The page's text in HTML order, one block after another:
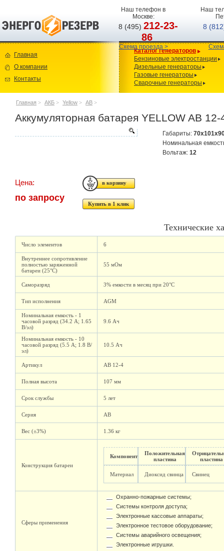
Наш телефон в
Москве:
8 (495)212-23-
86
Схема проезда >
Наш
8
Главная
О компании
Контакты
Каталог генераторов
Бензиновые электростанции
Дизельные генераторы
Газовые генераторы
Сварочные генераторы
Главная > АКБ > Yellow > AB >
Аккумуляторная батарея YELLOW AB 12-
Габариты:
Номинальная
Вольтаж: 12
Цена:
по запросу
Купить в 1 клик
Технические
Число элементов 6
Внутреннее сопротивление
полностью заряженной
батареи (25°C)
55 мОм
Саморазряд 3% емкости в месяц при 20°С
Тип исполнения AGM
Номинальная емкость - 1
часовой разряд (34.2 А; 1.65
В/эл)
9.6 Ач
Номинальная емкость - 10
часовой разряд (5.5 А; 1.8 В/
эл)
10.5 Ач
Артикул AB 12-4
Полная высота 107 мм
Срок службы 5 лет
Серия AB
Вес (±3%) 1.36 кг
Конструкция батареи
Компонент
Положительная
пластина
пластина
Материал Диоксид свинца Свинец
Сферы применения
Охранно-пожарные системы;
Системы контроля доступа;
Электронные кассовые аппараты;
Электронное тестовое оборудование;
Системы аварийного освещения;
Электронные игрушки.